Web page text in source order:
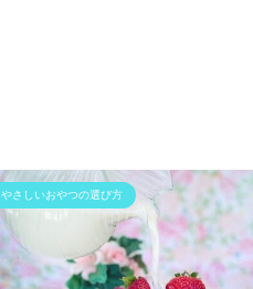
やさしいおやつの選び方